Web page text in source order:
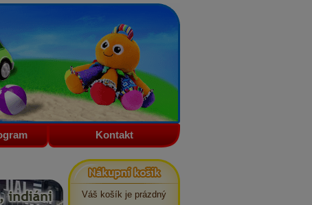
Kontakt
Nákupní košík
Váš košík je prázdný